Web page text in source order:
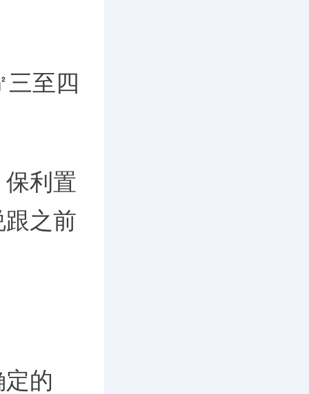
三至四
利置
之前
的